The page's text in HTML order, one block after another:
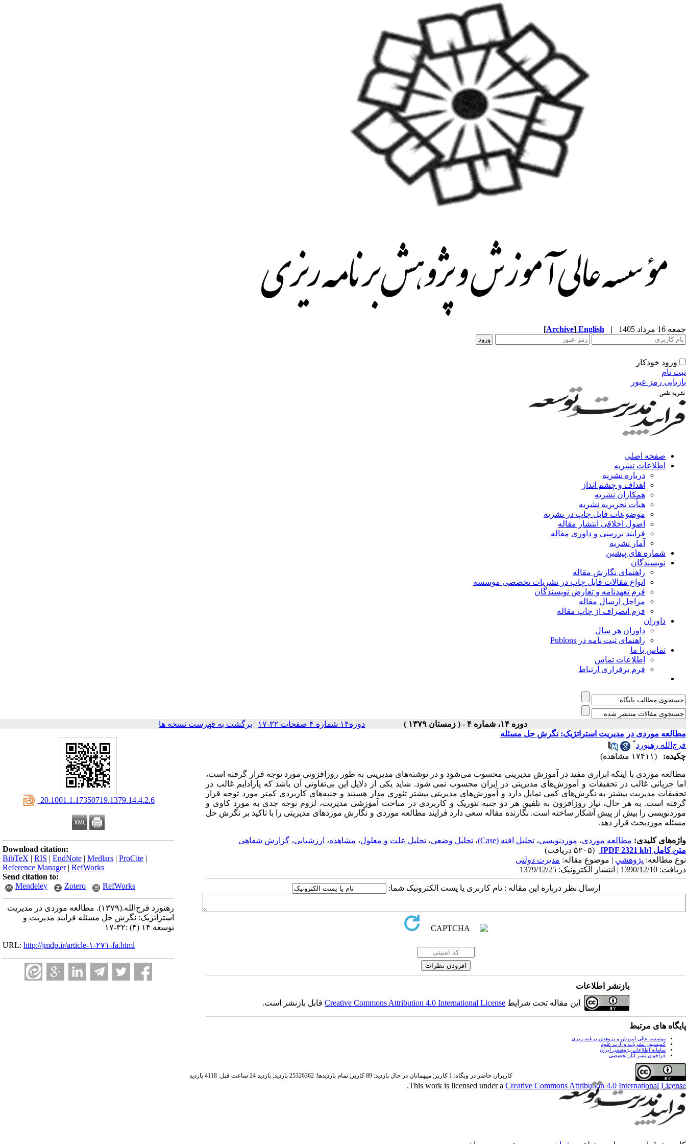
جمعه 16 مرداد 1405 |
English
[Archive]
ورود خودکار
ثبت نام
بازیابی رمز عبور
صفحه اصلی
اطلاعات نشریه
درباره نشریه
اهداف و چشم انداز
همکاران نشریه
هیأت تحریریه نشریه
موضوعات قابل چاپ در نشریه
اصول اخلاقی انتشار مقاله
فرایند بررسی و داوری مقاله
آمار نشریه
شماره های پیشین
نویسندگان
راهنمای نگارش مقاله
انواع مقالات قابل چاپ در نشریات تخصصی موسسه
فرم تعهدنامه و تعارض نویسندگان
مراحل ارسال مقاله
فرم انصراف از چاپ مقاله
داوران
داوران هر سال
راهنمای ثبت نامه در Publons
تماس با ما
اطلاعات تماس
فرم برقراری ارتباط
دوره ۱۴، شماره ۴ - ( زمستان ۱۳۷۹ ) دوره۱۴ شماره ۴ صفحات ۳۲-۱۷ | برگشت به فهرست نسخه ها
‎ 20.1001.1.17350719.1379.14.4.2.6
Download citation:
BibTeX | RIS | EndNote | Medlars | ProCite |
Reference Manager| RefWorks
Send citation to:
Mendeley
Zotero RefWorks
رهنورد فرج‌الله.(۱۳۷۹).
مطالعه موردی در مدیریت
استراتژیک: نگرش حل مسئله فرایند مدیریت و
توسعه ۱۴ (۴) :۳۲-۱۷
URL: http://jmdp.ir/article-۱-۲۷۱-fa.html
مطالعه موردی در مدیریت استراتژیک: نگرش حل مسئله
فرج‌الله رهنورد*
چکیده: (۱۷۴۱۱ مشاهده)
مطالعه موردی با اینکه ابزاری مفید در آموزش مدیریتی محسوب می‌شود و در نوشته‌های مدیریتی به طور روزافزونی مورد توجه قرار گرفته است،
اما جریانی غالب در تحقیقات و آموزش‌های مدیریتی در ایران محسوب نمی شود. شاید یکی از دلایل این بی‌تفاوتی آن باشد که پارادایم غالب در
تحقیقات مدیریت بیشتر به نگرش‌های کمی تمایل دارد و آموزش‌های مدیریتی بیشتر تئوری مدار هستند و جنبه‌های کاربردی کمتر مورد توجه قرار
گرفته است. به هر حال، نیاز روزافزون به تلفیق هر دو جنبه تئوریک و کاربردی در مباحث آموزشی مدیریت، لزوم توجه جدی به مورد کاوی و
موردنویسی را بیش از پیش آشکار ساخته است. نگارنده مقاله سعی دارد فرایند مطالعه موردی و نگارش موردهای مدیریتی را با تاکید بر نگرش حل
مسئله موردبحث قرار دهد.
واژه‌های کلیدی: مطالعه موردی، موردنویسی، تحلیل افته (Case) ، تحلیل وضعی، تحلیل علت و معلول، مشاهده، ارزشیابی، گزارش شفاهی
متن کامل [PDF 2321 kb]
(۵۲۰۵ دریافت)
نوع مطالعه: پژوهشي | موضوع مقاله: مدیرت دولتی
دریافت: 1390/12/10 | انتشار الکترونیک: 1379/12/25
ارسال نظر درباره این مقاله : نام کاربری یا پست الکترونیک شما:
بازنشر اطلاعات
این مقاله تحت شرایط Creative Commons Attribution 4.0 International Licenseقابل بازنشر است.
پایگاه های مرتبط
موسسه عالی آموزش و پژوهش برنامه ریزی
کمیسیون نشریات وزارت علوم
سامانه اطلاعات پژوهشی ایران
فراخوان نشر آثار تخصصی
This work is licensed under a Creative Commons Attribution 4.0 International License
.
کاربران حاضر در وبگاه: 1 کاربر; میهمانان در حال بازدید: 89 کاربر; تمام بازدید‌ها: 25326362 بازدید; بازدید 24 ساعت قبل: 4118 بازدید